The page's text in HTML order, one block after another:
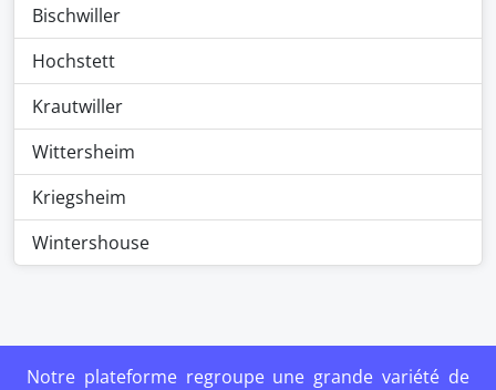
Bischwiller
Hochstett
Krautwiller
Wittersheim
Kriegsheim
Wintershouse
Notre plateforme regroupe une grande variété de